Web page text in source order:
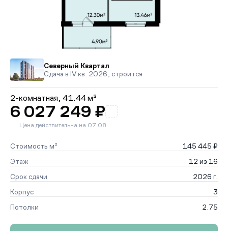
Северный Квартал
Сдача в IV кв. 2026, строится
2-комнатная, 41.44 м²
6 027 249 ₽
Цена действительна на 07.08
Стоимость м²
145 445 ₽
Этаж
12 из 16
Срок сдачи
2026 г.
Корпус
3
Потолки
2.75